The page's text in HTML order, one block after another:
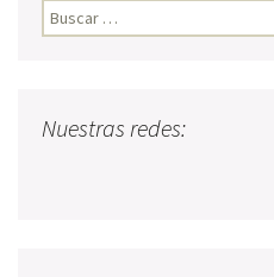
Buscar:
Nuestras redes: